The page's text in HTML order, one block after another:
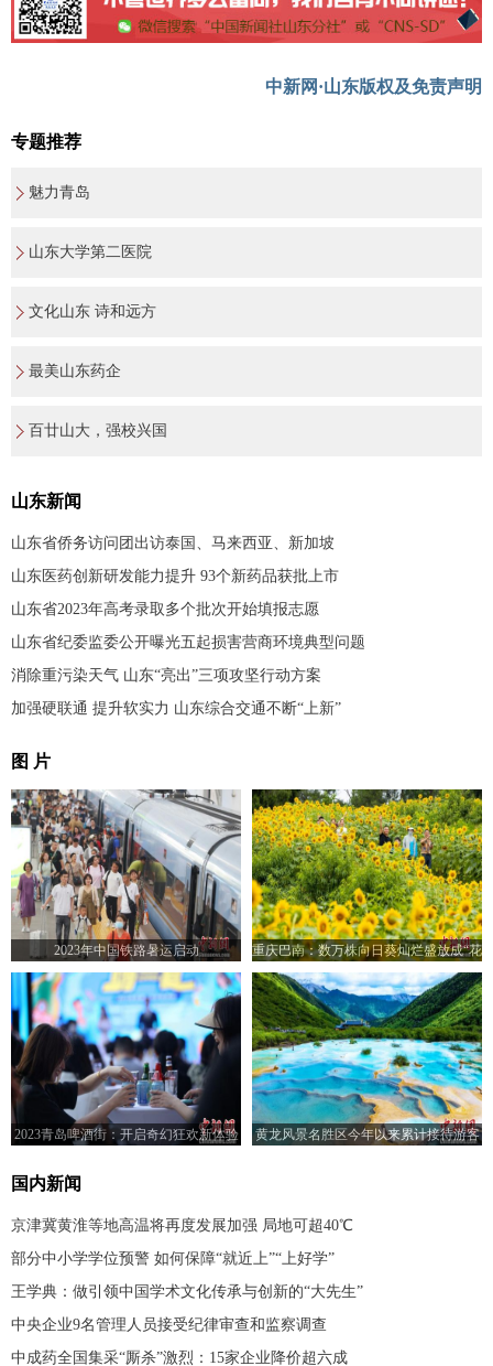
中新网·山东版权及免责声明
专题推荐
魅力青岛
山东大学第二医院
文化山东 诗和远方
最美山东药企
百廿山大，强校兴国
山东新闻
山东省侨务访问团出访泰国、马来西亚、新加坡
山东医药创新研发能力提升 93个新药品获批上市
山东省2023年高考录取多个批次开始填报志愿
山东省纪委监委公开曝光五起损害营商环境典型问题
消除重污染天气 山东“亮出”三项攻坚行动方案
加强硬联通 提升软实力 山东综合交通不断“上新”
图 片
2023年中国铁路暑运启动
重庆巴南：数万株向日葵灿烂盛放成“花
海”
2023青岛啤酒街：开启奇幻狂欢新体验
黄龙风景名胜区今年以来累计接待游客
国内新闻
京津冀黄淮等地高温将再度发展加强 局地可超40℃
部分中小学学位预警 如何保障“就近上”“上好学”
王学典：做引领中国学术文化传承与创新的“大先生”
中央企业9名管理人员接受纪律审查和监察调查
中成药全国集采“厮杀”激烈：15家企业降价超六成